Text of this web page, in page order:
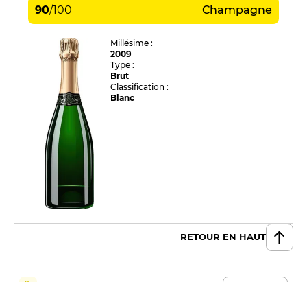
90/100 Champagne
Millésime :
2009
Type :
Brut
Classification :
Blanc
RETOUR EN HAUT